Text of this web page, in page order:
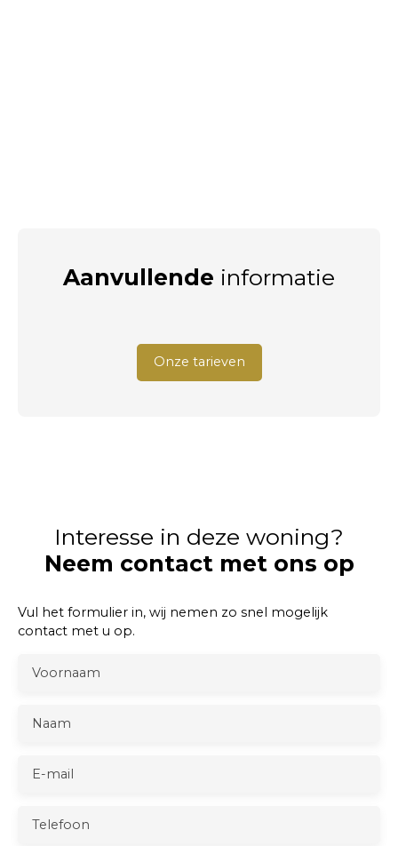
Aanvullende informatie
Onze tarieven
Interesse in deze woning?
Neem contact met ons op
Vul het formulier in, wij nemen zo snel mogelijk
contact met u op.
Voornaam
Naam
E-mail
Telefoon